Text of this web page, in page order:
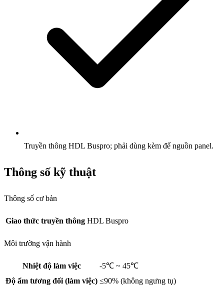
Truyền thông HDL Buspro; phải dùng kèm đế nguồn panel.
Thông số kỹ thuật
Thông số cơ bản
Giao thức truyền thông HDL Buspro
Môi trường vận hành
Nhiệt độ làm việc
-5℃ ~ 45℃
Độ ẩm tương đối (làm việc) ≤90% (không ngưng tụ)